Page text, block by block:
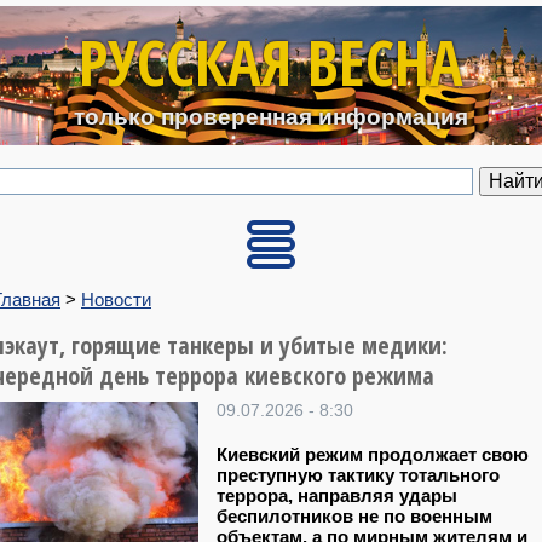
Перейти к основному
РУССКАЯ ВЕСНА
только проверенная информация
> Новости
горящие танкеры и убитые медики:
день террора киевского режима
09.07.2026 - 8:30
Киевский режим продолжает свою
преступную тактику тотального
террора, направляя удары
беспилотников не по военным
объектам, а по мирным жителям и